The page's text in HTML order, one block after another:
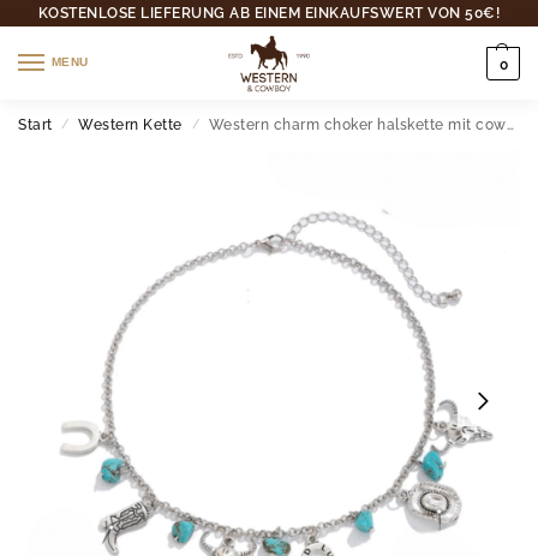
KOSTENLOSE LIEFERUNG AB EINEM EINKAUFSWERT VON 50€!
MENU 0
Start / Western Kette / Western charm choker halskette mit cowboy-symbolen